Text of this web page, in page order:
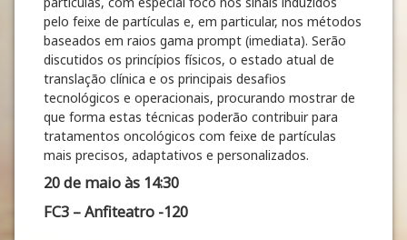
pelo feixe de partículas e, em particular, nos métodos
baseados em raios gama prompt (imediata). Serão
discutidos os princípios físicos, o estado atual de
translação clínica e os principais desafios
tecnológicos e operacionais, procurando mostrar de
que forma estas técnicas poderão contribuir para
tratamentos oncológicos com feixe de partículas
mais precisos, adaptativos e personalizados.
20 de maio às 14:30
FC3 – Anfiteatro -120